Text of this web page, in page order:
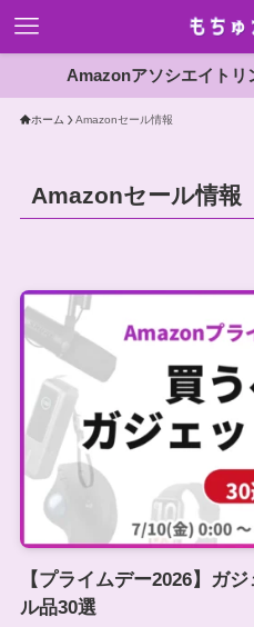
Amazonアソシエイトリ
ホーム Amazonセール情報
Amazonセール情報
【プライムデー2026】ガ
ル品30選